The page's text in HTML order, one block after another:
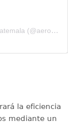
Una publicación compartida por AeroMetro Guatemala (@aerometrogt)
la eficiencia
mediante un